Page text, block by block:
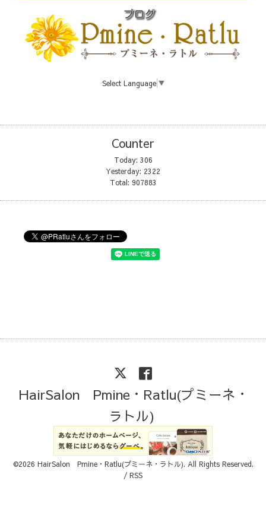
Select Language ▼
Counter
Today: 306
Yesterday: 2322
Total: 907883
HairSalon Pmine・Ratlu(プミーネ・
ラトル)
©2026 HairSalon Pmine・Ratlu(プミーネ・ラトル). All Rights Reserved.
/ RSS